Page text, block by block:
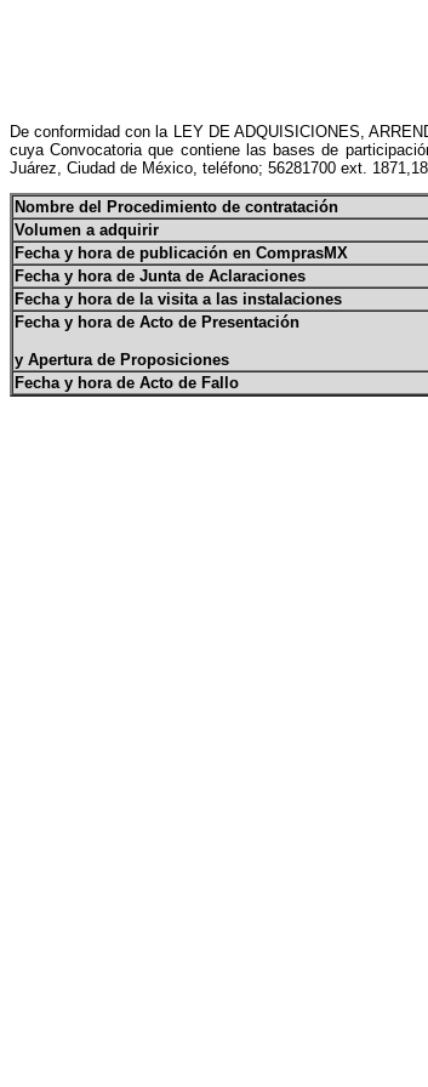
De conformidad con la LEY DE ADQUISICIONES,
cuya Convocatoria que contiene las bases de
Juárez, Ciudad de México, teléfono; 56281700 ext.
Nombre del Procedimiento de contratación
Volumen a adquirir
Fecha y hora de publicación en ComprasMX
Fecha y hora de Junta de Aclaraciones
Fecha y hora de la visita a las instalaciones
Fecha y hora de Acto de Presentación
y Apertura de Proposiciones
Fecha y hora de Acto de Fallo